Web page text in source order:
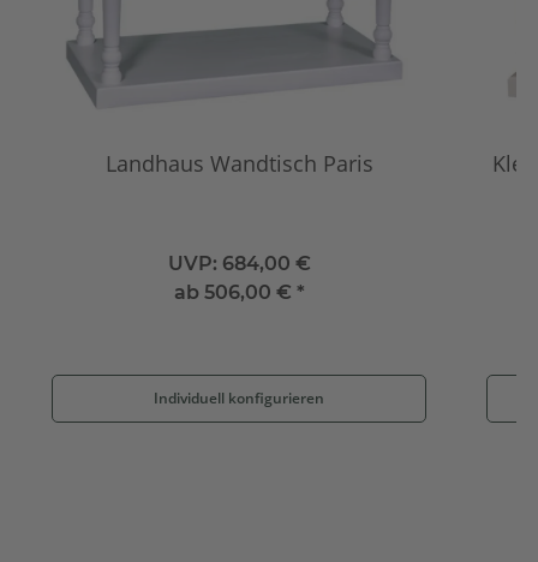
Landhaus Wandtisch Paris
UVP: 684,00 €
ab 506,00 € *
Individuell konfigurieren